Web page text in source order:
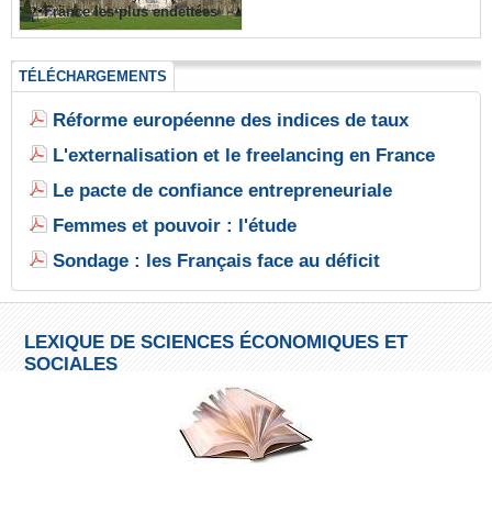
France les plus endettées
TÉLÉCHARGEMENTS
Réforme européenne des indices de taux
L'externalisation et le freelancing en France
Le pacte de confiance entrepreneuriale
Femmes et pouvoir : l'étude
Sondage : les Français face au déficit
LEXIQUE DE SCIENCES ÉCONOMIQUES ET
SOCIALES